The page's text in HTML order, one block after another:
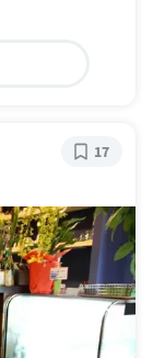
17